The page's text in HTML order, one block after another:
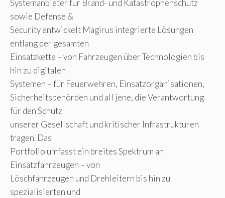
Systemanbieter für Brand- und Katastrophenschutz
sowie Defense &
Security entwickelt Magirus integrierte Lösungen
entlang der gesamten
Einsatzkette – von Fahrzeugen über Technologien bis
hin zu digitalen
Systemen – für Feuerwehren, Einsatzorganisationen,
Sicherheitsbehörden und all jene, die Verantwortung
für den Schutz
unserer Gesellschaft und kritischer Infrastrukturen
tragen. Das
Portfolio umfasst ein breites Spektrum an
Einsatzfahrzeugen – von
Löschfahrzeugen und Drehleitern bis hin zu
spezialisierten und